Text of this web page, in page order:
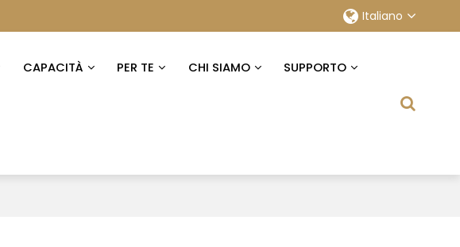
Italiano
CAPACITÀ PER TE CHI SIAMO SUPPORTO